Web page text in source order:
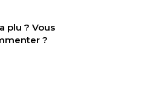
plu ? Vous
?